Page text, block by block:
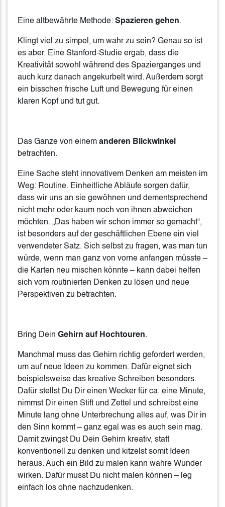
Eine altbewährte Methode: Spazieren gehen.
Klingt viel zu simpel, um wahr zu sein? Genau so ist
es aber. Eine Stanford-Studie ergab, dass die
Kreativität sowohl während des Spazierganges und
auch kurz danach angekurbelt wird. Außerdem sorgt
ein bisschen frische Luft und Bewegung für einen
klaren Kopf und tut gut.
Das Ganze von einem anderen Blickwinkel
betrachten.
Eine Sache steht innovativem Denken am meisten im
Weg: Routine. Einheitliche Abläufe sorgen dafür,
dass wir uns an sie gewöhnen und dementsprechend
nicht mehr oder kaum noch von ihnen abweichen
möchten. „Das haben wir schon immer so gemacht“,
ist besonders auf der geschäftlichen Ebene ein viel
verwendeter Satz. Sich selbst zu fragen, was man tun
würde, wenn man ganz von vorne anfangen müsste –
die Karten neu mischen könnte – kann dabei helfen
sich vom routinierten Denken zu lösen und neue
Perspektiven zu betrachten.
Bring Dein Gehirn auf Hochtouren.
Manchmal muss das Gehirn richtig gefordert werden,
um auf neue Ideen zu kommen. Dafür eignet sich
beispielsweise das kreative Schreiben besonders.
Dafür stellst Du Dir einen Wecker für ca. eine Minute,
nimmst Dir einen Stift und Zettel und schreibst eine
Minute lang ohne Unterbrechung alles auf, was Dir in
den Sinn kommt – ganz egal was es auch sein mag.
Damit zwingst Du Dein Gehirn kreativ, statt
konventionell zu denken und kitzelst somit Ideen
heraus. Auch ein Bild zu malen kann wahre Wunder
wirken. Dafür musst Du nicht malen können – leg
einfach los ohne nachzudenken.